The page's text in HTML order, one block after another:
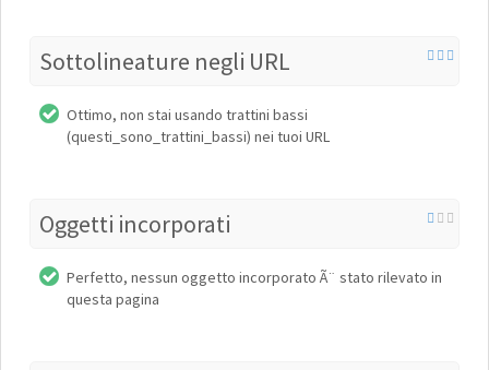
Sottolineature negli URL
Ottimo, non stai usando trattini bassi
(questi_sono_trattini_bassi) nei tuoi URL
Oggetti incorporati
Perfetto, nessun oggetto incorporato Ã¨ stato rilevato in
questa pagina